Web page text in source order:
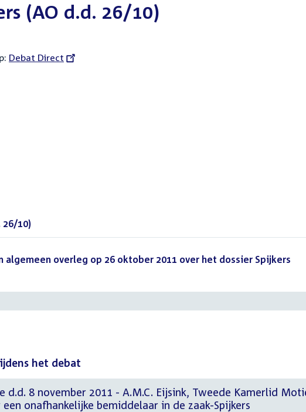
(AO d.d. 26/10)
External
Debat Direct
26/10)
algemeen overleg op 26 oktober 2011 over het dossier Spijkers
het debat
d.d. 8 november 2011 - A.M.C. Eijsink, Tweede Kamerlid
een onafhankelijke bemiddelaar in de zaak-Spijkers